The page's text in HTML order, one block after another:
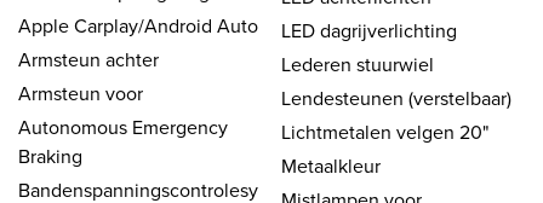
Apple Carplay/Android Auto
Armsteun achter
Armsteun voor
Autonomous Emergency
Braking
Bandenspanningscontrolesy
LED dagrijverlichting
Lederen stuurwiel
Lendesteunen (verstelbaar)
Lichtmetalen velgen 20"
Metaalkleur